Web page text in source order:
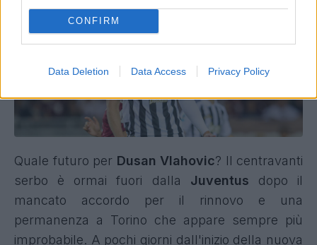
CONFIRM
Data Deletion Data Access Privacy Policy
Quale futuro per Dusan Vlahovic? Il centravanti
serbo è ormai fuori dalla Juventus dopo il
mancato accordo per il rinnovo e una
permanenza a Torino che appare sempre più
improbabile. A pochi giorni dall'inizio della nuova